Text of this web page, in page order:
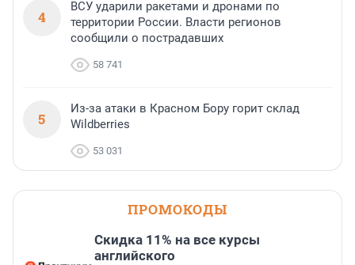
4
ВСУ ударили ракетами и дронами по
территории России. Власти регионов
сообщили о пострадавших
58 741
5
Из-за атаки в Красном Бору горит склад
Wildberries
53 031
ПРОМОКОДЫ
Скидка 11% на все курсы
английского